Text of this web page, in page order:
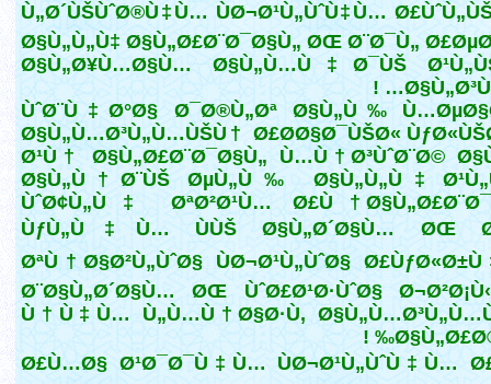
Ù„Ø´ÙŠÙˆØ®Ù‡Ù… ÙØ¬Ø¹Ù„ÙˆÙ‡Ù…
Ø§Ù„Ù„Ù‡ Ø§Ù„Ø£Ø¨Ø¯Ø§Ù„ ØŒ Ø¨Ø¯Ù„
Ø§Ù„Ø¥Ù…Ø§Ù… Ø§Ù„Ù…Ù‡Ø¯ÙŠ
ÙˆØ¨Ù‡Ø°Ø§ Ø¯Ø®Ù„Øª Ø§Ù„Ù‰
Ø§Ù„Ù…Ø³Ù„Ù…ÙŠÙ† Ø£Ø­Ø§Ø¯ÙŠØ«
Ø¹Ù† Ø§Ù„Ø£Ø¨Ø¯Ø§Ù„ Ù…Ù†Ø³ÙˆØ¨Ø©
Ø§Ù„Ù†Ø¨ÙŠ ØµÙ„Ù‰ Ø§Ù„Ù„Ù‡
ÙˆØ¢Ù„Ù‡ ØªØ²Ø¹Ù… Ø£Ù†
ÙƒÙ„Ù‡Ù… ÙÙŠ Ø§Ù„Ø´Ø§Ù… ØŒ
ØªÙ†Ø§Ø²Ù„ÙˆØ§ ÙØ¬Ø¹Ù„ÙˆØ§
Ø¨Ø§Ù„Ø´Ø§Ù… ØŒ ÙˆØ£Ø¹Ø·ÙˆØ§
Ù†Ù‡Ù… Ù„Ù…Ù†Ø§Ø·Ù‚
Ø£Ù…Ø§ Ø¹Ø¯Ø¯Ù‡Ù… ÙØ¬Ø¹Ù„ÙˆÙ‡Ù…